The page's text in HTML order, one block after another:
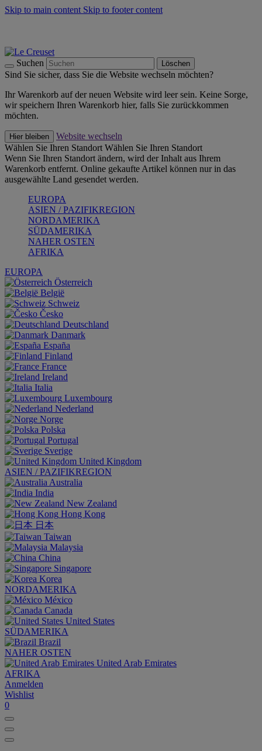
Skip to main content Skip to footer content
Suchen Löschen
Sind Sie sicher, dass Sie die Website wechseln möchten?
Ihr Warenkorb auf der neuen Website wird leer sein. Keine Sorge,
wir speichern Ihren Warenkorb hier, falls Sie zurückkommen
möchten.
Hier bleiben
Website wechseln
Wählen Sie Ihren Standort Wählen Sie Ihren Standort
Wenn Sie Ihren Standort ändern, wird der Inhalt aus Ihrem
Warenkorb entfernt. Online gekaufte Artikel können nur in das
ausgewählte Land gesendet werden.
EUROPA
ASIEN / PAZIFIKREGION
NORDAMERIKA
SÜDAMERIKA
NAHER OSTEN
AFRIKA
EUROPA
Österreich
België
Schweiz
Česko
Deutschland
Danmark
España
Finland
France
Ireland
Italia
Luxembourg
Nederland
Norge
Polska
Portugal
Sverige
United Kingdom
ASIEN / PAZIFIKREGION
Australia
India
New Zealand
Hong Kong
日本
Taiwan
Malaysia
China
Singapore
Korea
NORDAMERIKA
México
Canada
United States
SÜDAMERIKA
Brazil
NAHER OSTEN
United Arab Emirates
AFRIKA
Anmelden
Wishlist
0